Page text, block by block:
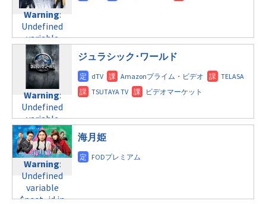
formats/format-
tax.phpon
line34
©日本テレビ
Undefined
variable
$post_id in
/home/c4607168/public_html/osusume-
doga.com/wp-
content/themes/soledad-
child/post-
formats/format-
tax.phpon
line34
©TBS
content/themes/soledad-
child/post-
formats/format-
tax.phpon
line31
水曜 深夜
Warning:
Undefined
variable
$post_id in
/home/c4607168/public_html/osusume-
doga.com/wp-
content/themes/soledad-
child/post-
formats/format-
tax.phpon
Warning:
Undefined
variable
$post_id in
/home/c4607168/public_html/osusume-
doga.com/wp-
content/themes/soledad-
child/post-
formats/format-
tax.phpon
line31
木曜10:00
Warning:
Undefined
variable
Warning:
Undefined
variable
$post_id in
/home/c4607168/public_html/osusume-
doga.com/wp-
content/themes/soledad-
child/post-
formats/format-
tax.phpon
ジュラシック･ワールド
Warning:
Undefined
variable
$post_id in
海月姫